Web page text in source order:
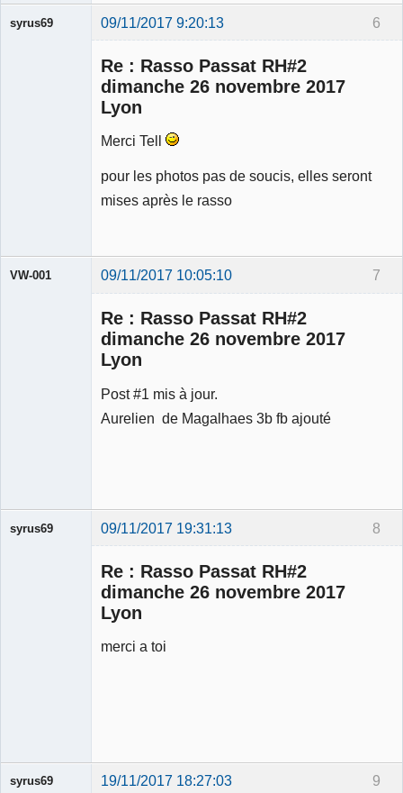
6
syrus69 09/11/2017 9:20:13
Re : Rasso Passat RH#2
dimanche 26 novembre 2017
Lyon
Merci Tell
pour les photos pas de soucis, elles seront
mises après le rasso
7
VW-001 09/11/2017 10:05:10
Re : Rasso Passat RH#2
dimanche 26 novembre 2017
Lyon
Post #1 mis à jour.
Aurelien de Magalhaes 3b fb ajouté
8
syrus69 09/11/2017 19:31:13
Re : Rasso Passat RH#2
dimanche 26 novembre 2017
Lyon
merci a toi
9
syrus69 19/11/2017 18:27:03